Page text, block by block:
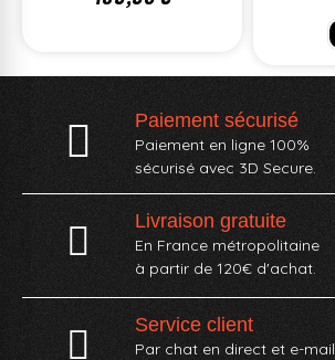
Paiement sécurisé
Paiement en ligne 100%
sécurisé avec 3D Secure.
Livraison gratuite
En France métropolitaine
à partir de 120€ d'achat.
Service client
Par chat en direct et e-mail